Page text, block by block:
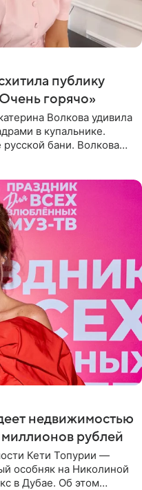
публику
горячо»
Волкова удивила
в купальнике.
русской бани. Волкова
недвижимостью
рублей
Кети Топурии —
особняк на Николиной
в Дубае. Об этом